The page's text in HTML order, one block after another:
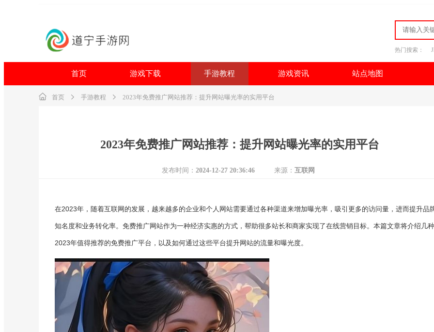
热门搜索：
首页 游戏下载 手游教程 游戏资讯 站点地图
首页 手游教程 2023年免费推广网站推荐：提升网站曝光率的实用平台
2023年免费推广网站推荐：提升网站曝光率的实用平台
发布时间： 2024-12-27 20:36:46 来源： 互联网
在2023年，随着互联网的发展，越来越多的企业和个人网站需要通过各种渠道来增加曝光率，吸引更多的访问量，进而提升品
知名度和业务转化率。免费推广网站作为一种经济实惠的方式，帮助很多站长和商家实现了在线营销目标。本篇文章将介绍几种
2023年值得推荐的免费推广平台，以及如何通过这些平台提升网站的流量和曝光度。